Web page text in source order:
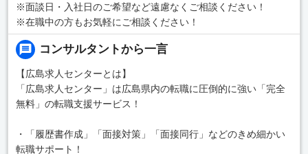
※面談日・入社日のご希望など遠慮なくご相談ください！
※在職中の方もお気軽にご相談ください！
コンサルタントから一言
【広島求人センターとは】
「広島求人センター」は広島県内の転職に圧倒的に強い「完全
無料」の転職支援サービス！
・「履歴書作成」「面接対策」「面接同行」などのきめ細かい
転職サポート！